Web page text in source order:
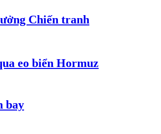
Chiến tranh
eo biển Hormuz
bay